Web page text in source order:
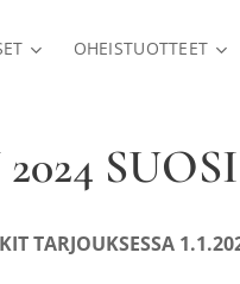
OHEISTUOTTEET
TARJOUKSESSA